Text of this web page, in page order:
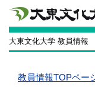
大東文化大学 教員情報
教員情報TOPペー